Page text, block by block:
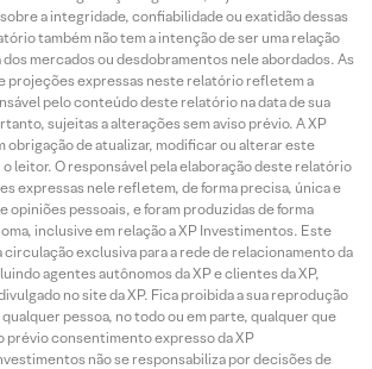
a integridade, confiabilidade ou exatidão dessas
também não tem a intenção de ser uma relação
mercados ou desdobramentos nele abordados. As
projeções expressas neste relatório refletem a
pelo conteúdo deste relatório na data de sua
sujeitas a alterações sem aviso prévio. A XP
obrigação de atualizar, modificar ou alterar este
leitor. O responsável pela elaboração deste relatório
expressas nele refletem, de forma precisa, única e
opiniões pessoais, e foram produzidas de forma
inclusive em relação a XP Investimentos. Este
exclusiva para a rede de relacionamento da
agentes autônomos da XP e clientes da XP,
no site da XP. Fica proibida a sua reprodução
pessoa, no todo ou em parte, qualquer que
prévio consentimento expresso da XP
não se responsabiliza por decisões de